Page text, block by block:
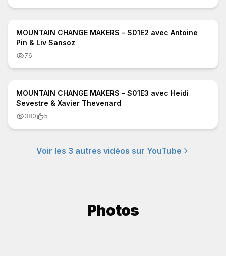
30:09
MOUNTAIN CHANGE MAKERS - S01E2 avec Antoine
Pin & Liv Sansoz
76
30:35
MOUNTAIN CHANGE MAKERS - S01E3 avec Heidi
Sevestre & Xavier Thevenard
380 5
Voir les 3 autres vidéos sur YouTube
Photos